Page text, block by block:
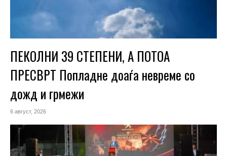
ПЕКОЛНИ 39 СТЕПЕНИ, А ПОТОА
ПРЕСВРТ Попладне доаѓа невреме со
дожд и грмежи
6 август, 2026